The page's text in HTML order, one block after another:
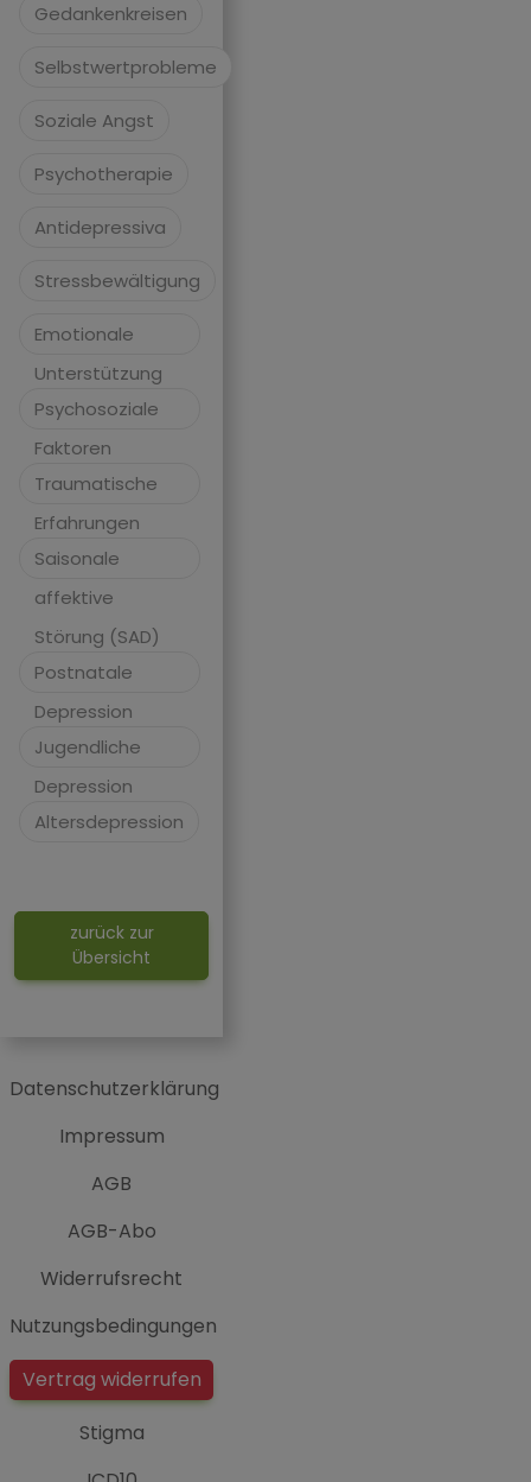
Gedankenkreisen
Selbstwertprobleme
Soziale Angst
Psychotherapie
Antidepressiva
Stressbewältigung
Emotionale
Unterstützung
Psychosoziale
Faktoren
Traumatische
Erfahrungen
Saisonale
affektive
Störung (SAD)
Postnatale
Depression
Jugendliche
Depression
Altersdepression
zurück zur
Übersicht
Datenschutzerklärung
Impressum
AGB
AGB-Abo
Widerrufsrecht
Nutzungsbedingungen
Vertrag widerrufen
Stigma